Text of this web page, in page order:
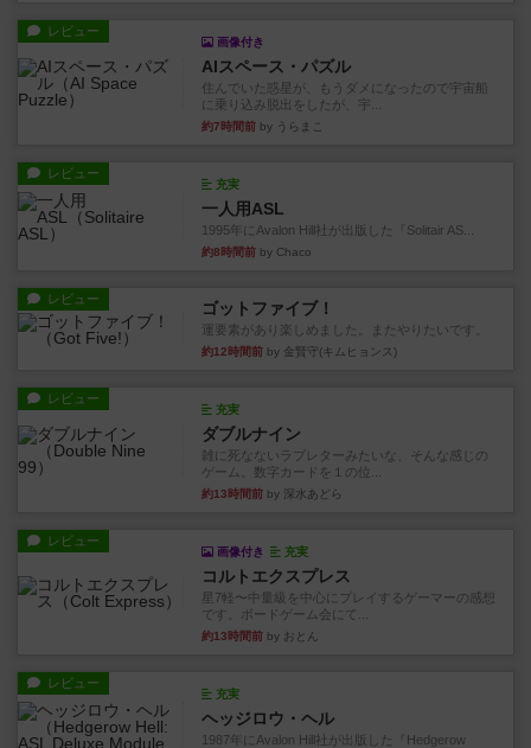
レビュー
画像付き
AIスペース・パズル
住んでいた惑星が、もうダメになったので宇宙船
に乗り込み脱出をしたが、宇...
約7時間前 by うらまこ
レビュー
充実
一人用ASL
1995年にAvalon Hill社が出版した『Solitair AS...
約8時間前 by Chaco
レビュー ゴットファイブ！
運要素があり楽しめました。またやりたいです。
約12時間前 by 金賢守(キムヒョンス)
レビュー
充実
ダブルナイン
雑に死なないラブレターみたいな、そんな感じの
ゲーム。数字カードを１の位...
約13時間前 by 深水あどら
レビュー
画像付き 充実
コルトエクスプレス
星7軽〜中量級を中心にプレイするゲーマーの感想
です。ボードゲーム会にて...
約13時間前 by おとん
レビュー
充実
ヘッジロウ・ヘル
1987年にAvalon Hill社が出版した『Hedgerow